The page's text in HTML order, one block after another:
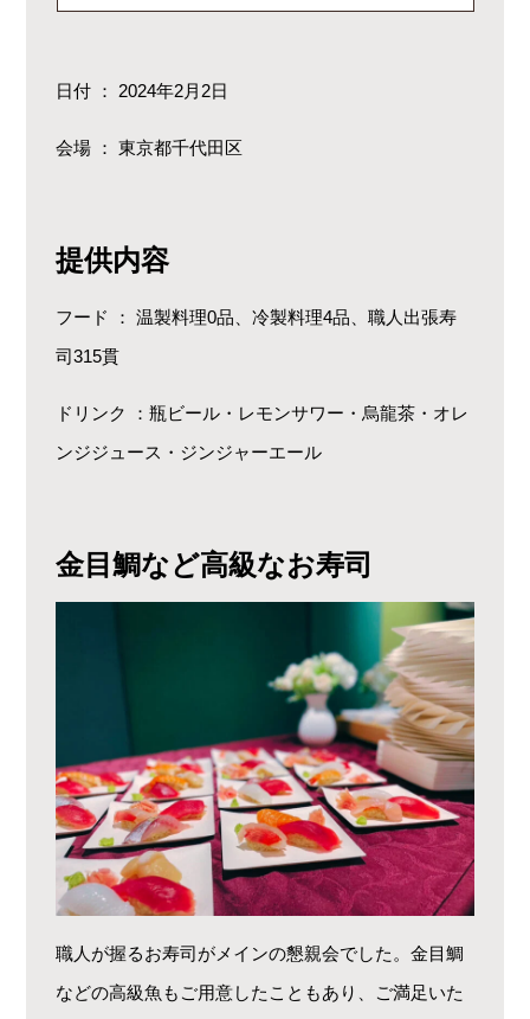
日付 ： 2024年2月2日
会場 ： 東京都千代田区
提供内容
フード ： 温製料理0品、冷製料理4品、職人出張寿
司315貫
ドリンク ：瓶ビール・レモンサワー・烏龍茶・オレ
ンジジュース・ジンジャーエール
金目鯛など高級なお寿司
職人が握るお寿司がメインの懇親会でした。金目鯛
などの高級魚もご用意したこともあり、ご満足いた